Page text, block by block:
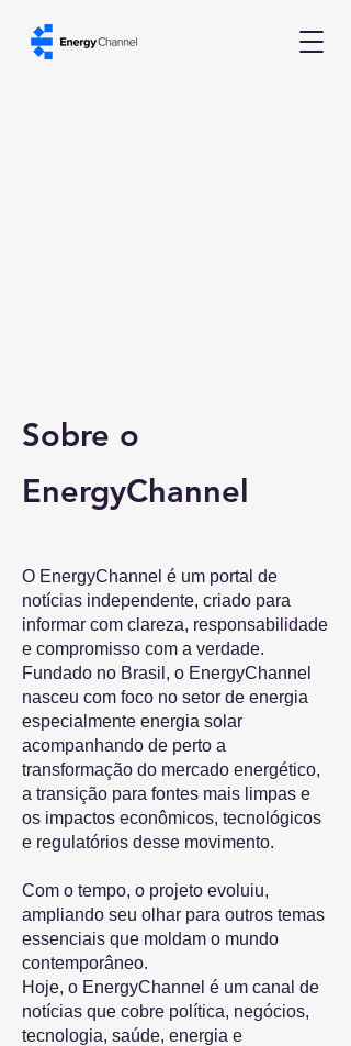
Sobre o
EnergyChannel
O EnergyChannel é um portal de
notícias independente, criado para
informar com clareza, responsabilidade
e compromisso com a verdade.
Fundado no Brasil, o EnergyChannel
nasceu com foco no setor de energia
especialmente energia solar
acompanhando de perto a
transformação do mercado energético,
a transição para fontes mais limpas e
os impactos econômicos, tecnológicos
e regulatórios desse movimento.
Com o tempo, o projeto evoluiu,
ampliando seu olhar para outros temas
essenciais que moldam o mundo
contemporâneo.
Hoje, o EnergyChannel é um canal de
notícias que cobre política, negócios,
tecnologia, saúde, energia e